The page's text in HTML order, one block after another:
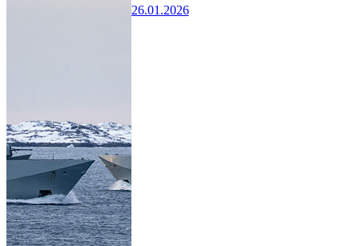
26.01.2026